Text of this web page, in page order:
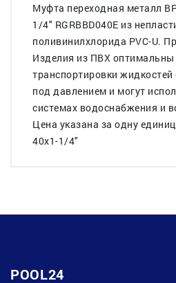
Муфта переходная металл
1/4" RGRBBD040E из
поливинилхлорида PVC-U.
Изделия из ПВХ оптимальны
транспортировки жидкостей
под давлением и могут
системах водоснабжения и
Цена указана за одну
40x1-1/4"
POOL24